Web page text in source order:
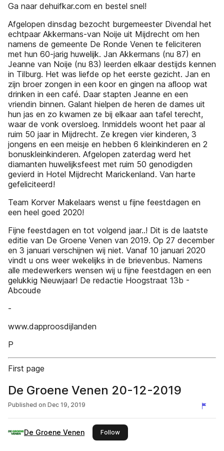
Ga naar dehuifkar.com en bestel snel!
Afgelopen dinsdag bezocht burgemeester Divendal het
echtpaar Akkermans-van Noije uit Mijdrecht om hen
namens de gemeente De Ronde Venen te feliciteren
met hun 60-jarig huwelijk. Jan Akkermans (nu 87) en
Jeanne van Noije (nu 83) leerden elkaar destijds kennen
in Tilburg. Het was liefde op het eerste gezicht. Jan en
zijn broer zongen in een koor en gingen na aﬂoop wat
drinken in een café. Daar stapten Jeanne en een
vriendin binnen. Galant hielpen de heren de dames uit
hun jas en zo kwamen ze bij elkaar aan tafel terecht,
waar de vonk oversloeg. Inmiddels woont het paar al
ruim 50 jaar in Mijdrecht. Ze kregen vier kinderen, 3
jongens en een meisje en hebben 6 kleinkinderen en 2
bonuskleinkinderen. Afgelopen zaterdag werd het
diamanten huwelijksfeest met ruim 50 genodigden
gevierd in Hotel Mijdrecht Marickenland. Van harte
gefeliciteerd!
Team Korver Makelaars wenst u fijne feestdagen en
een heel goed 2020!
Fijne feestdagen en tot volgend jaar..! Dit is de laatste
editie van De Groene Venen van 2019. Op 27 december
en 3 januari verschijnen wij niet. Vanaf 10 januari 2020
vindt u ons weer wekelijks in de brievenbus. Namens
alle medewerkers wensen wij u fijne feestdagen en een
gelukkig Nieuwjaar! De redactie Hoogstraat 13b -
Abcoude
-
www.dapproosdijlanden
P
First page
De Groene Venen 20-12-2019
Published on Dec 19, 2019
De Groene Venen Followthis publisher